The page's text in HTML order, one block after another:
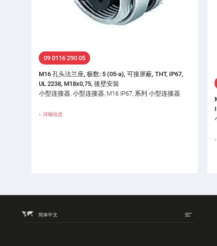
09 0116 290 05
M16 孔头法兰座, 极数: 5 (05-a), 可接屏蔽, THT, IP67,
UL 2238, M18x0,75, 後壁安裝
小型连接器, 小型连接器, M16 IP67, 系列 小型连接器
详细信息
简体中文